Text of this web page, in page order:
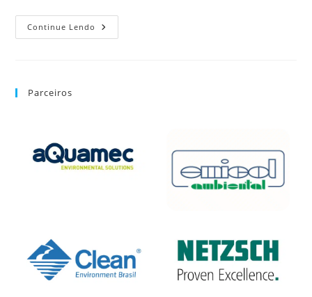
Continue Lendo
Parceiros